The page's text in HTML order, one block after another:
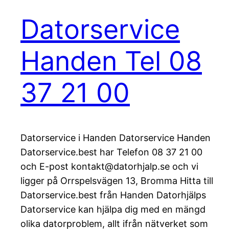
Datorservice
Handen Tel 08
37 21 00
Datorservice i Handen Datorservice Handen
Datorservice.best har Telefon 08 37 21 00
och E-post kontakt@datorhjalp.se och vi
ligger på Orrspelsvägen 13, Bromma Hitta till
Datorservice.best från Handen Datorhjälps
Datorservice kan hjälpa dig med en mängd
olika datorproblem, allt ifrån nätverket som